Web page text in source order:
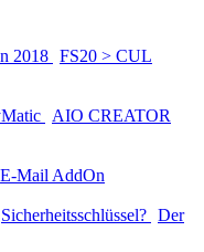
2018 FS20 > CUL
AIO CREATOR
E-Mail AddOn
Sicherheitsschlüssel? Der